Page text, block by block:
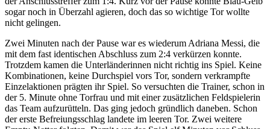
sogar noch in Überzahl agieren, doch das so wichtige Tor wollte
nicht gelingen.
Zwei Minuten nach der Pause war es wiederum Adriana Messi, die
mit dem fast identischen Abschluss zum 2:4 verkürzen konnte.
Trotzdem kamen die Unterländerinnen nicht richtig ins Spiel. Keine
Kombinationen, keine Durchspiel vors Tor, sondern verkrampfte
Einzelaktionen prägten ihr Spiel. So versuchten die Trainer, schon in
der 5. Minute ohne Torfrau und mit einer zusätzlichen Feldspielerin
das Team aufzurütteln. Das ging jedoch gründlich daneben. Schon
der erste Befreiungsschlag landete im leeren Tor. Zwei weitere